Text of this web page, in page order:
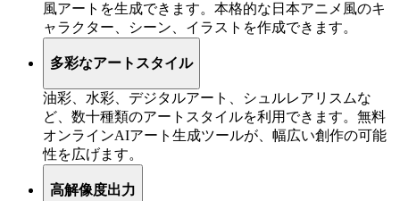
風アートを生成できます。本格的な日本アニメ風のキ
ャラクター、シーン、イラストを作成できます。
多彩なアートスタイル
油彩、水彩、デジタルアート、シュルレアリスムな
ど、数十種類のアートスタイルを利用できます。無料
オンラインAIアート生成ツールが、幅広い創作の可能
性を広げます。
高解像度出力